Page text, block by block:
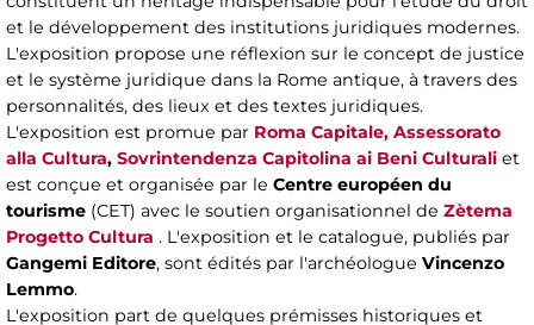
et le développement des institutions juridiques modernes.
L'exposition propose une réflexion sur le concept de justice
et le système juridique dans la Rome antique, à travers des
personnalités, des lieux et des textes juridiques.
L'exposition est promue par Roma Capitale, Assessorato
alla Cultura, Sovrintendenza Capitolina ai Beni Culturali et
est conçue et organisée par le Centre européen du
tourisme (CET) avec le soutien organisationnel de Zètema
Progetto Cultura . L'exposition et le catalogue, publiés par
Gangemi Editore, sont édités par l'archéologue Vincenzo
Lemmo.
L'exposition part de quelques prémisses historiques et